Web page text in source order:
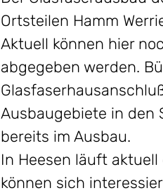
Ortsteilen Hamm
Aktuell können hier
abgegeben werden.
Ausbaugebiete in den
bereits im Ausbau.
In Heesen läuft
können sich